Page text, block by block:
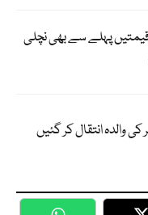
پہلے سے بھی نچلی
والدہ انتقال کر گئیں